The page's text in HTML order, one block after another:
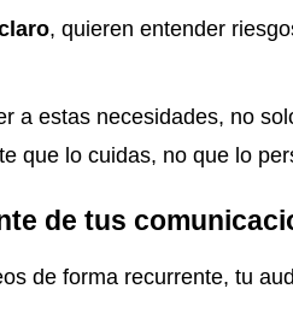
, quieren entender
a estas necesidades, no
que lo cuidas, no que lo
de tus
de forma recurrente, tu